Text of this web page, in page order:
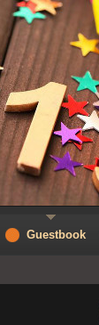
Guestbook